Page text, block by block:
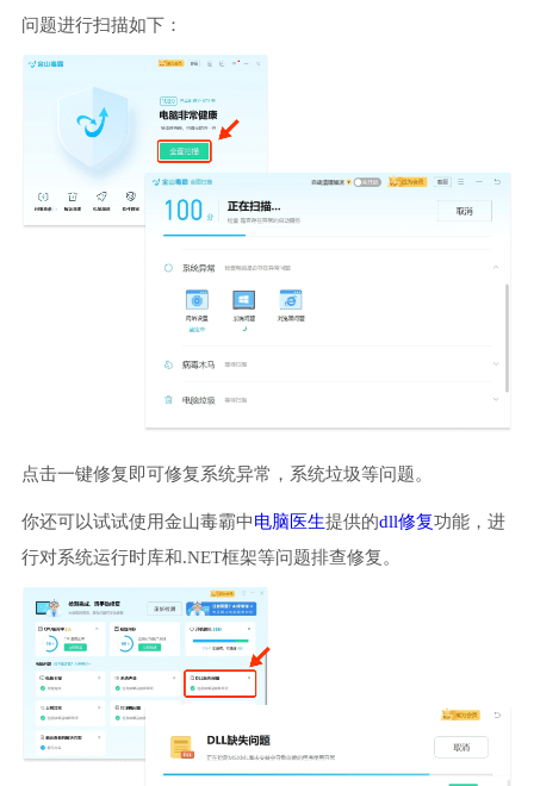
问题进行扫描如下：
点击一键修复即可修复系统异常，系统垃圾等问题。
你还可以试试使用金山毒霸中电脑医生提供的dll修复功能，进
行对系统运行时库和.NET框架等问题排查修复。